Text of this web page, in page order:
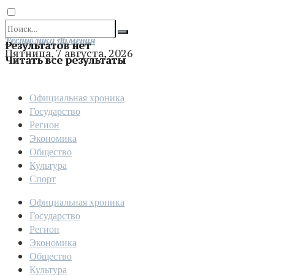
Результатов нет
Читать все результаты
Отправить
Республика Армения
Пятница, 7 августа, 2026
Официальная хроника
Государство
Регион
Экономика
Общество
Культура
Спорт
Официальная хроника
Государство
Регион
Экономика
Общество
Культура